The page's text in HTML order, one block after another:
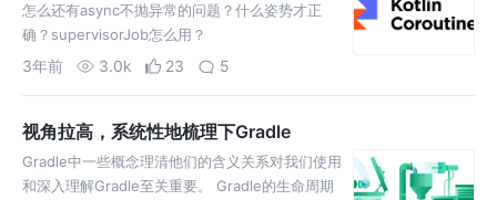
怎么还有async不抛异常的问题？什么姿势才正
确？supervisorJob怎么用？
CoroutineExceptionHandler怎么用？
3年前 3.0k 23 5
视角拉高，系统性地梳理下Gradle
Gradle中一些概念理清他们的含义关系对我们使用
和深入理解Gradle至关重要。 Gradle的生命周期